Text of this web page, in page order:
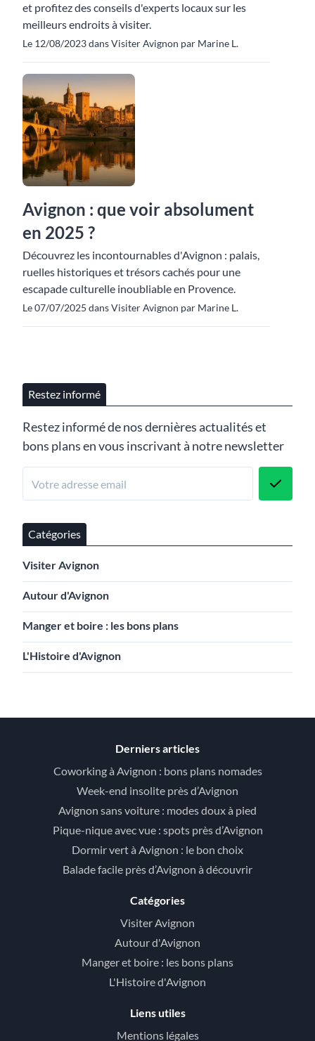
et profitez des conseils d'experts locaux sur les
meilleurs endroits à visiter.
Le 12/08/2023 dans Visiter Avignon par Marine L.
Avignon : que voir absolument
en 2025 ?
Découvrez les incontournables d'Avignon : palais,
ruelles historiques et trésors cachés pour une
escapade culturelle inoubliable en Provence.
Le 07/07/2025 dans Visiter Avignon par Marine L.
Restez informé
Restez informé de nos dernières actualités et
bons plans en vous inscrivant à notre newsletter
Catégories
Visiter Avignon
Autour d'Avignon
Manger et boire : les bons plans
L'Histoire d'Avignon
Derniers articles
Coworking à Avignon : bons plans nomades
Week-end insolite près d’Avignon
Avignon sans voiture : modes doux à pied
Pique-nique avec vue : spots près d’Avignon
Dormir vert à Avignon : le bon choix
Balade facile près d’Avignon à découvrir
Catégories
Visiter Avignon
Autour d'Avignon
Manger et boire : les bons plans
L'Histoire d'Avignon
Liens utiles
Mentions légales